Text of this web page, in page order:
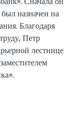
назначен на
Благодаря
Петр
лестнице